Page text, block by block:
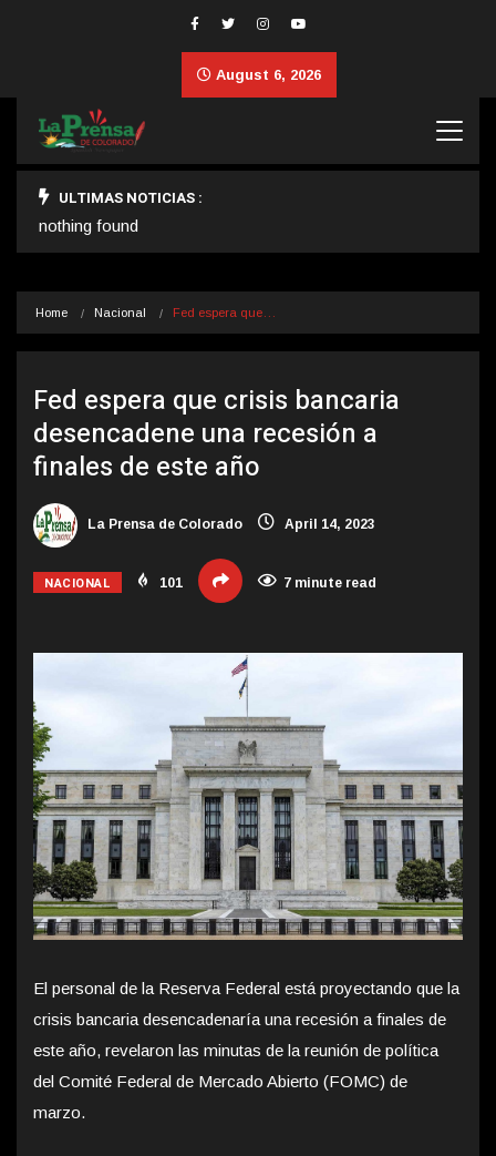
August 6, 2026
ULTIMAS NOTICIAS :
nothing found
Home Nacional Fed espera que…
Fed espera que crisis bancaria
desencadene una recesión a
finales de este año
La Prensa de Colorado April 14, 2023
NACIONAL 101 7 minute read
El personal de la Reserva Federal está proyectando que la
crisis bancaria desencadenaría una recesión a finales de
este año, revelaron las minutas de la reunión de política
del Comité Federal de Mercado Abierto (FOMC) de
marzo.